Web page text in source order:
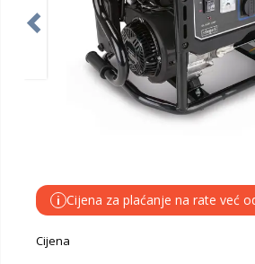
i Cijena za plaćanje na rate već
Cijena